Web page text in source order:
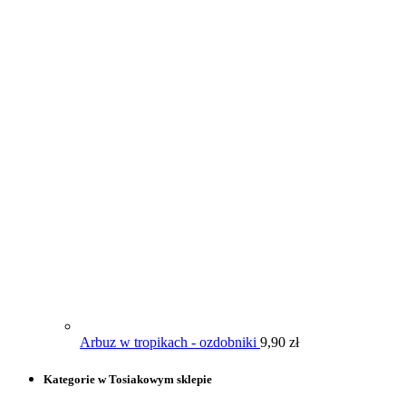
Arbuz w tropikach - ozdobniki 9,90 zł
Kategorie w Tosiakowym sklepie